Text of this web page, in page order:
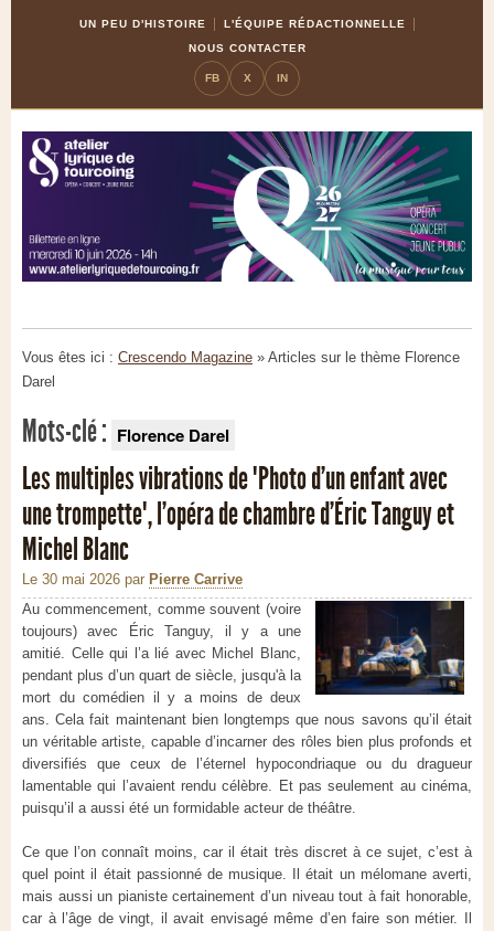
UN PEU D'HISTOIRE
L'ÉQUIPE RÉDACTIONNELLE
NOUS CONTACTER
FB X IN
Vous êtes ici : Crescendo Magazine » Articles sur le thème Florence
Darel
Mots-clé : Florence Darel
Les multiples vibrations de "Photo d’un enfant avec
une trompette", l’opéra de chambre d’Éric Tanguy et
Michel Blanc
Le 30 mai 2026 par Pierre Carrive
Au commencement, comme souvent (voire
toujours) avec Éric Tanguy, il y a une
amitié. Celle qui l’a lié avec Michel Blanc,
pendant plus d’un quart de siècle, jusqu'à la
mort du comédien il y a moins de deux
ans. Cela fait maintenant bien longtemps que nous savons qu’il était
un véritable artiste, capable d’incarner des rôles bien plus profonds et
diversifiés que ceux de l’éternel hypocondriaque ou du dragueur
lamentable qui l’avaient rendu célèbre. Et pas seulement au cinéma,
puisqu’il a aussi été un formidable acteur de théâtre.
Ce que l’on connaît moins, car il était très discret à ce sujet, c’est à
quel point il était passionné de musique. Il était un mélomane averti,
mais aussi un pianiste certainement d’un niveau tout à fait honorable,
car à l’âge de vingt, il avait envisagé même d’en faire son métier. Il